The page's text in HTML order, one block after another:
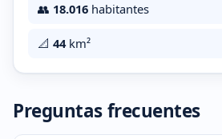
👥 18.016 habitantes
📐 44km²
Preguntas frecuentes